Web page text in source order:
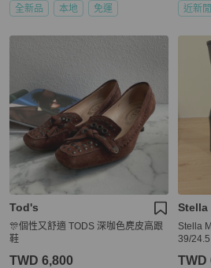
全新品 本地 免運 近新
Tod's
🎊個性又舒適 TODS 深咖色麂皮高跟
鞋
TWD 6,800
Stella
Stella
39/24.5
TWD